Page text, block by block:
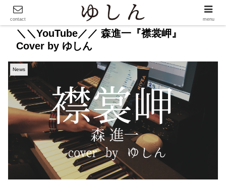
＼＼YouTube／／ 森進一『襟裳岬』
Cover by ゆしん
News
contact menu